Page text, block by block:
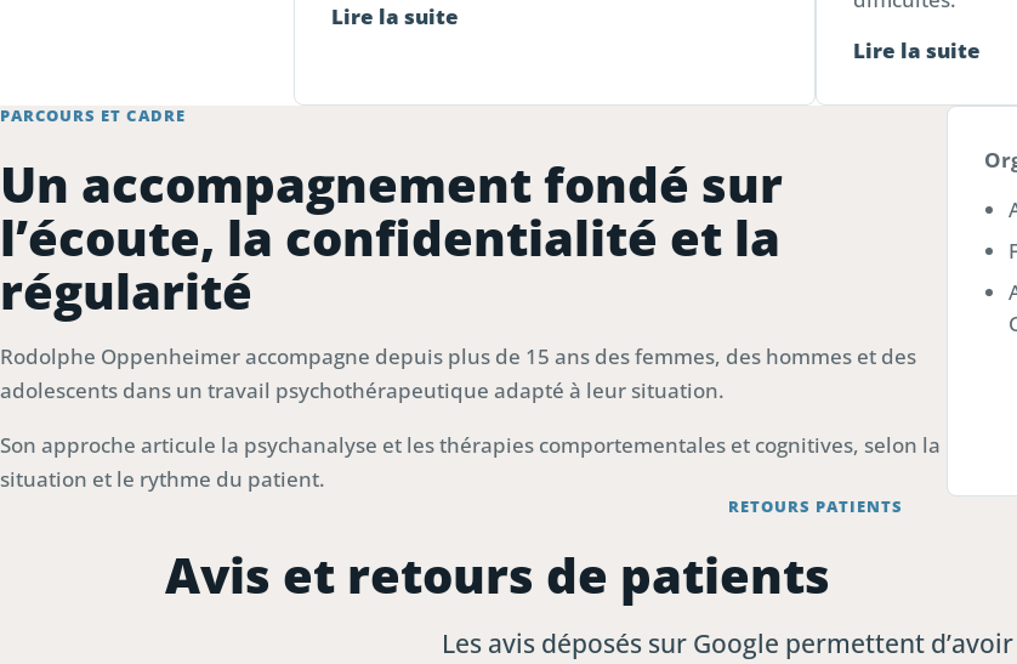
Lire la suite
Lire la suite
PARCOURS ET CADRE
Un accompagnement fondé sur
l’écoute, la confidentialité et la
régularité
Rodolphe Oppenheimer accompagne depuis plus de 15 ans des femmes, des hommes et des
adolescents dans un travail psychothérapeutique adapté à leur situation.
Son approche articule la psychanalyse et les thérapies comportementales et cognitives, selon la
situation et le rythme du patient.
RETOURS PATIENTS
Avis et retours de patients
Les avis déposés sur Google permettent